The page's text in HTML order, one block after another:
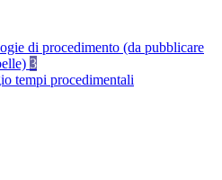
di procedimento (da pubblicare
3
tempi procedimentali